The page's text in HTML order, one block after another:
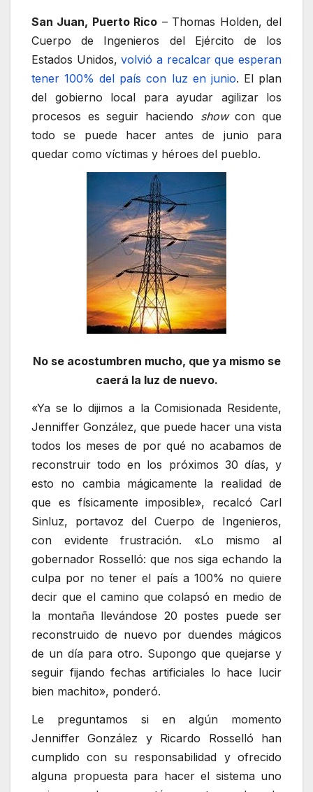
San Juan, Puerto Rico – Thomas Holden, del
Cuerpo de Ingenieros del Ejército de los
Estados Unidos,volvió a recalcar que esperan
tener 100% del país con luz en junio. El plan
del gobierno local para ayudar agilizar los
procesos es seguir haciendo showcon que
todo se puede hacer antes de junio para
quedar como víctimas y héroes del pueblo.
No se acostumbren mucho, que ya mismo se
caerá la luz de nuevo.
«Ya se lo dijimos a la Comisionada Residente,
Jenniffer González, que puede hacer una vista
todos los meses de por qué no acabamos de
reconstruir todo en los próximos 30 días, y
esto no cambia mágicamente la realidad de
que es físicamente imposible», recalcó Carl
Sinluz, portavoz del Cuerpo de Ingenieros,
con evidente frustración. «Lo mismo al
gobernador Rosselló: que nos siga echando la
culpa por no tener el país a 100% no quiere
decir que el camino que colapsó en medio de
la montaña llevándose 20 postes puede ser
reconstruido de nuevo por duendes mágicos
de un día para otro. Supongo que quejarse y
seguir fijando fechas artificiales lo hace lucir
bien machito», ponderó.
Le preguntamos si en algún momento
Jenniffer González y Ricardo Rosselló han
cumplido con su responsabilidad y ofrecido
alguna propuesta para hacer el sistema uno